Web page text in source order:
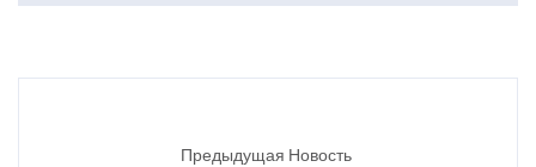
Предыдущая Новость